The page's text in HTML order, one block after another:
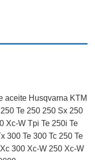
aceite Husqvarna KTM
Te 250 250 Sx 250
Xc-W Tpi Te 250i Te
300 Te 300 Tc 250 Te
300 Xc-W 250 Xc-W